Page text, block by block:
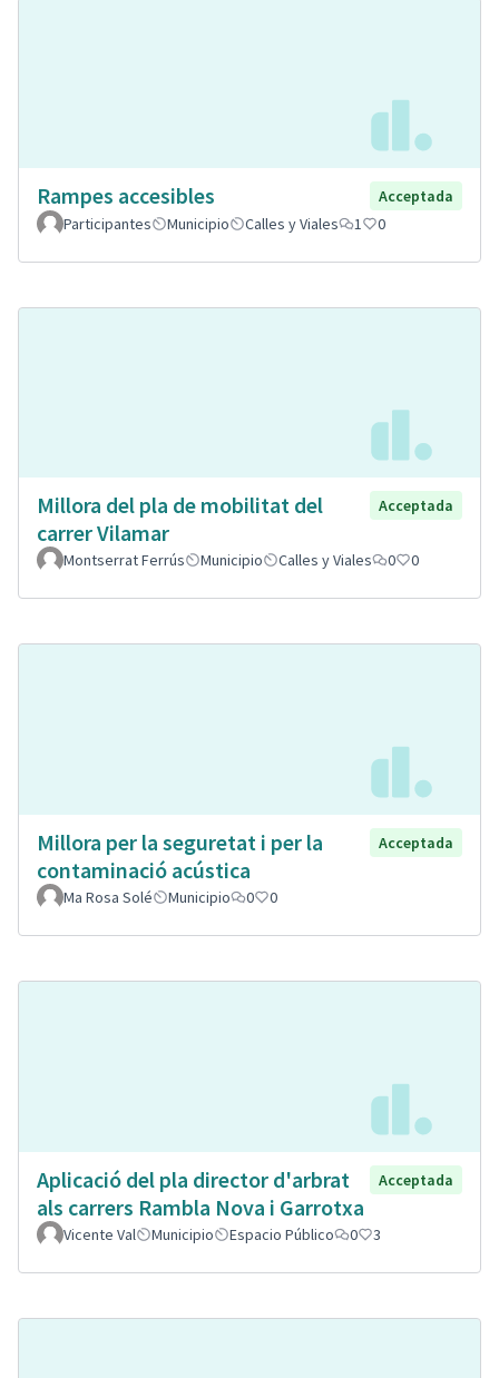
Rampes accesibles
Acceptada
Participantes
Municipio Calles y Viales 1 0
Millora del pla de mobilitat del
carrer Vilamar
Acceptada
Montserrat Ferrús Municipio Calles y Viales 0 0
Millora per la seguretat i per la
contaminació acústica
Acceptada
Ma Rosa Solé Municipio 0 0
Aplicació del pla director d'arbrat
als carrers Rambla Nova i Garrotxa
Acceptada
Vicente Val Municipio Espacio Público 0 3